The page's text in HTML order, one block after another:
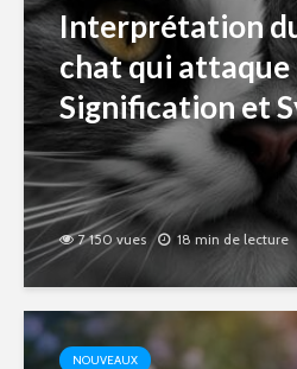
Interprétation
chat qui attaque
Signification et
7 150 vues 18 min de lecture
NOUVEAUX